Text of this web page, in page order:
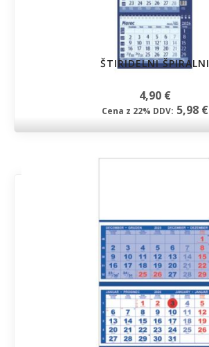
ŠTIRIDELNI ŠPIRALNI
4,90 €
Cena z 22% DDV: 5,98 €